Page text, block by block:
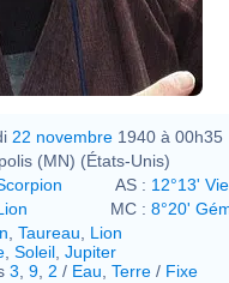
22 novembre 1940 à 00h35
(MN) (États-Unis)
AS : 12°13'
MC : 8°20'
Taureau
Lion
Soleil Jupiter
3 9 2 / Eau Terre / Fixe